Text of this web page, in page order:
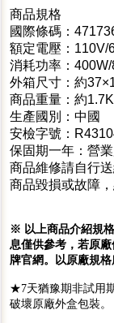
商品規格
國際條碼：
額定電壓：110V/
消耗功率：
外箱尺寸：約
商品重量：約
生產國別：中國
安檢字號：
保固期一年：營
商品維修請自行
商品毀損或故障
※ 以上商品介紹規
息僅供參考，若原
牌官網。以原廠規格
★7天猶豫期非試用
破壞原廠外盒包裝。